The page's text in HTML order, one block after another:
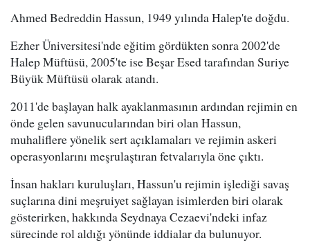
Ahmed Bedreddin Hassun, 1949 yılında Halep'te doğdu.
Ezher Üniversitesi'nde eğitim gördükten sonra 2002'de
Halep Müftüsü, 2005'te ise Beşar Esed tarafından Suriye
Büyük Müftüsü olarak atandı.
2011'de başlayan halk ayaklanmasının ardından rejimin en
önde gelen savunucularından biri olan Hassun,
muhaliflere yönelik sert açıklamaları ve rejimin askeri
operasyonlarını meşrulaştıran fetvalarıyla öne çıktı.
İnsan hakları kuruluşları, Hassun'u rejimin işlediği savaş
suçlarına dini meşruiyet sağlayan isimlerden biri olarak
gösterirken, hakkında Seydnaya Cezaevi'ndeki infaz
sürecinde rol aldığı yönünde iddialar da bulunuyor.